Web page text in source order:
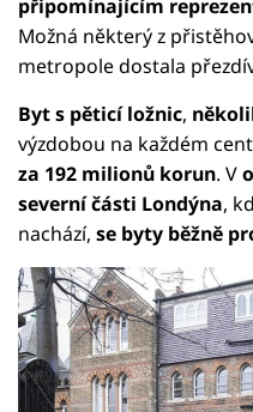
připomínajícím
Možná některý z
metropole dostala
Byt s pěticí ložnic,
výzdobou na každém
za 192 milionů korun. V
severní části Londýna,
nachází, se byty běžně